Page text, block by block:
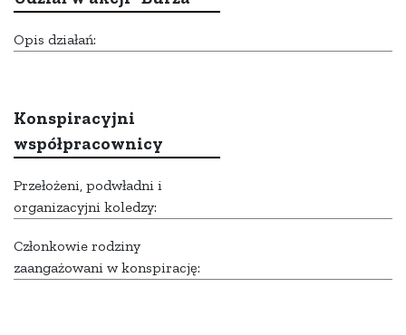
Opis działań:
Konspiracyjni
współpracownicy
Przełożeni, podwładni i
organizacyjni koledzy:
Członkowie rodziny
zaangażowani w konspirację: